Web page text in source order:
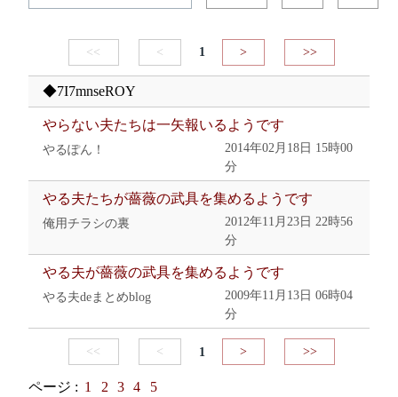
<< < 1 > >>
◆7I7mnseROY
やらない夫たちは一矢報いるようです
やるぽん！
2014年02月18日 15時00
分
やる夫たちが薔薇の武具を集めるようです
俺用チラシの裏
2012年11月23日 22時56
分
やる夫が薔薇の武具を集めるようです
やる夫deまとめblog
2009年11月13日 06時04
分
<< < 1 > >>
ページ : 1 2 3 4 5